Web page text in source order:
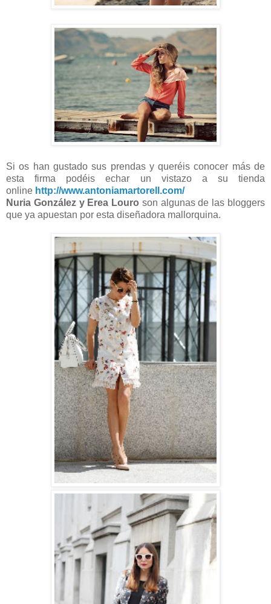
Si os han gustado sus prendas y queréis conocer más de
esta firma podéis echar un vistazo a su tienda
online http://www.antoniamartorell.com/
Nuria González y Erea Louro son algunas de las bloggers
que ya apuestan por esta diseñadora mallorquina.